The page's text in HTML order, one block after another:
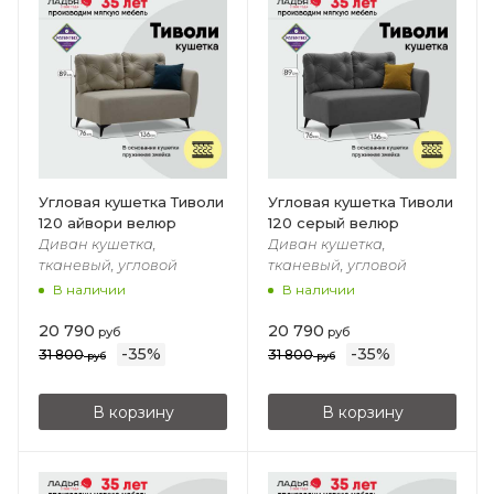
Угловая кушетка Тиволи
120 айвори велюр
Диван кушетка,
тканевый, угловой
В наличии
20 790 руб
31 800руб -35%
В корзину
Угловая кушетка Тиволи
120 серый велюр
Диван кушетка,
тканевый, угловой
В наличии
20 790 руб
31 800руб -35%
В корзину